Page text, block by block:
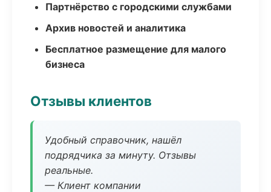
Партнёрство с городскими службами
Архив новостей и аналитика
Бесплатное размещение для малого
бизнеса
Отзывы клиентов
Удобный справочник, нашёл
подрядчика за минуту. Отзывы
реальные.
— Клиент компании